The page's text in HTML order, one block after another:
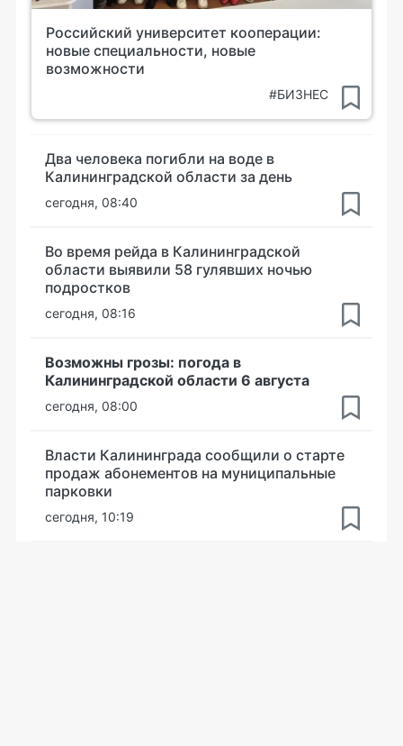
Российский университет кооперации:
новые специальности, новые
возможности
#БИЗНЕС
Два человека погибли на воде в
Калининградской области за день
сегодня, 08:40
Во время рейда в Калининградской
области выявили 58 гулявших ночью
подростков
сегодня, 08:16
Возможны грозы: погода в
Калининградской области 6 августа
сегодня, 08:00
Власти Калининграда сообщили о старте
продаж абонементов на муниципальные
парковки
сегодня, 10:19